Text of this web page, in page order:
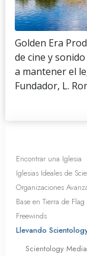
Golden Era
de cine y
a mantener el
Fundador, L.
Encontrar una Iglesia
Iglesias Ideales de
Organizaciones
Base en Tierra de Flag
Freewinds
Llevando
Scientology